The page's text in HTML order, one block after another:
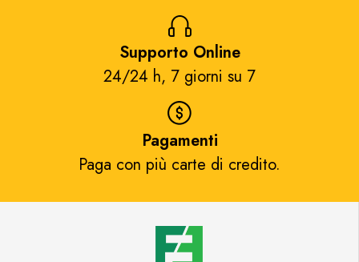
Supporto Online
24/24 h, 7 giorni su 7​
Pagamenti
Paga con più carte di credito.​